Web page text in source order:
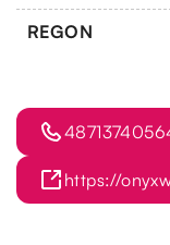
REGON
https://